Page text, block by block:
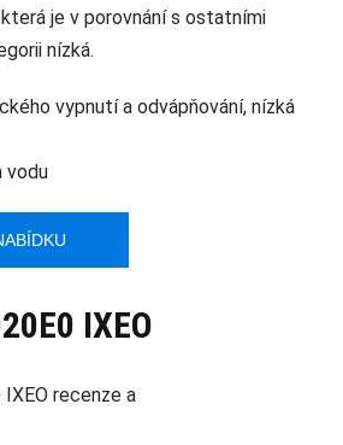
je v porovnání s ostatními
nízká.
vypnutí a odvápňování, nízká
vodu
IXEO